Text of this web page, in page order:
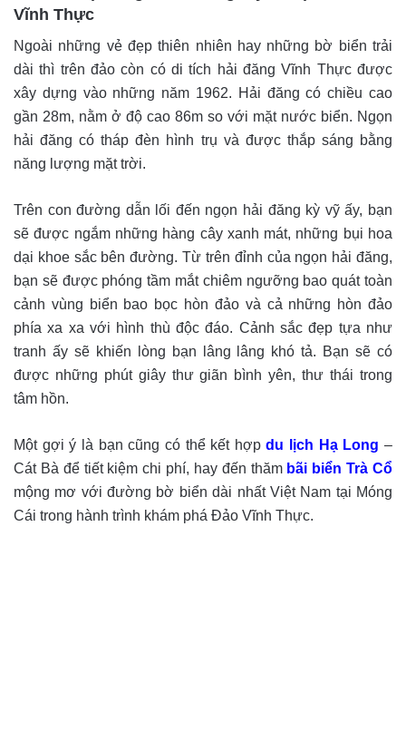
Vĩnh Thực
Ngoài những vẻ đẹp thiên nhiên hay những bờ biển trải
dài thì trên đảo còn có di tích hải đăng Vĩnh Thực được
xây dựng vào những năm 1962. Hải đăng có chiều cao
gần 28m, nằm ở độ cao 86m so với mặt nước biển. Ngọn
hải đăng có tháp đèn hình trụ và được thắp sáng bằng
năng lượng mặt trời.
Trên con đường dẫn lối đến ngọn hải đăng kỳ vỹ ấy, bạn
sẽ được ngắm những hàng cây xanh mát, những bụi hoa
dại khoe sắc bên đường. Từ trên đỉnh của ngọn hải đăng,
bạn sẽ được phóng tầm mắt chiêm ngưỡng bao quát toàn
cảnh vùng biển bao bọc hòn đảo và cả những hòn đảo
phía xa xa với hình thù độc đáo. Cảnh sắc đẹp tựa như
tranh ấy sẽ khiến lòng bạn lâng lâng khó tả. Bạn sẽ có
được những phút giây thư giãn bình yên, thư thái trong
tâm hồn.
Một gợi ý là bạn cũng có thể kết hợpdu lịch Hạ Long –
Cát Bà để tiết kiệm chi phí, hay đến thăm bãi biển Trà Cổ
mộng mơ với đường bờ biển dài nhất Việt Nam tại Móng
Cái trong hành trình khám phá Đảo Vĩnh Thực.